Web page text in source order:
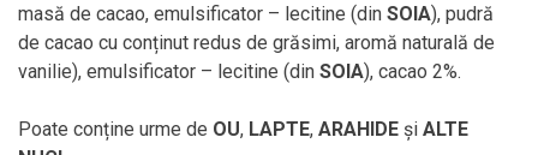
masă de cacao, emulsificator – lecitine (din SOIA), pudră
de cacao cu conținut redus de grăsimi, aromă naturală de
vanilie), emulsificator – lecitine (din SOIA), cacao 2%.
Poate conține urme de OU, LAPTE, ARAHIDE și ALTE